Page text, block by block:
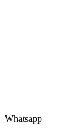
Whatsapp